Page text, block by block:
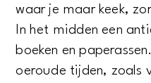
waar je maar keek,
In het midden een
boeken en
oeroude tijden, zoals